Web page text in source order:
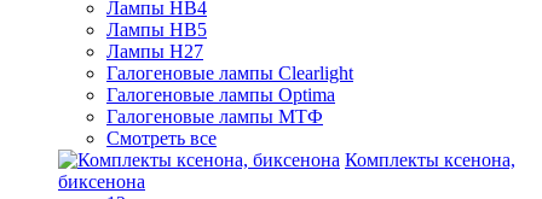
Лампы HB4
Лампы HB5
Лампы H27
Галогеновые лампы Clearlight
Галогеновые лампы Optima
Галогеновые лампы МТФ
Смотреть все
Комплекты ксенона,
биксенона